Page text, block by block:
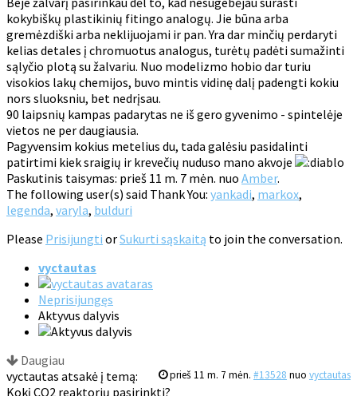
kokybiškų plastikinių fitingo analogų. Jie būna arba
gremėzdiški arba neklijuojami ir pan. Yra dar minčių perdaryti
kelias detales į chromuotus analogus, turėtų padėti sumažinti
sąlyčio plotą su žalvariu. Nuo modelizmo hobio dar turiu
visokios lakų chemijos, buvo mintis vidinę dalį padengti kokiu
nors sluoksniu, bet nedrįsau.
90 laipsnių kampas padarytas ne iš gero gyvenimo - spintelėje
vietos ne per daugiausia.
Pagyvensim kokius metelius du, tada galėsiu pasidalinti
patirtimi kiek sraigių ir krevečių nuduso mano akvoje
Paskutinis taisymas: prieš 11 m. 7 mėn. nuo Amber.
The following user(s) said Thank You: yankadi, markox,
legenda, varyla, bulduri
Please Prisijungti orSukurti sąskaitą to join the conversation.
vyctautas
Neprisijungęs
Aktyvus dalyvis
Daugiau
prieš 11 m. 7 mėn. #13528 nuo vyctautas
vyctautas atsakė į temą:
Kokį CO2 reaktorių pasirinkti?